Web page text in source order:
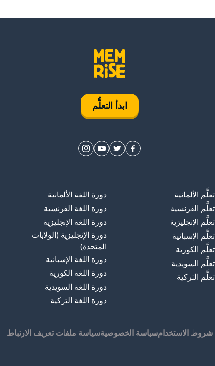
ابدأ التعلُّم
تعلَّم الألمانية
تعلَّم الفرنسية
تعلَّم الإنجليزية
تعلَّم الإسبانية
تعلَّم الكورية
تعلَّم السويدية
تعلَّم التركية
دورة اللغة الألمانية
دورة اللغة الفرنسية
دورة اللغة الإنجليزية
دورة الإنجليزية (الولايات
المتحدة)
دورة اللغة الإسبانية
دورة اللغة الكورية
دورة اللغة السويدية
دورة اللغة التركية
شروط الاستخدامسياسة الخصوصيةسياسة ملفات تعريف الارتباط